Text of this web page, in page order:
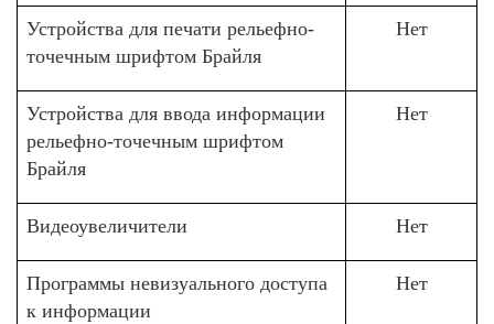
Устройства для печати рельефно-
точечным шрифтом Брайля
Нет
Устройства для ввода информации
рельефно-точечным шрифтом
Брайля
Нет
Видеоувеличители Нет
Программы невизуального доступа
к информации
Нет